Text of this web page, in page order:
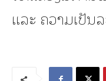
ແລະ ຄວາມເປັນ